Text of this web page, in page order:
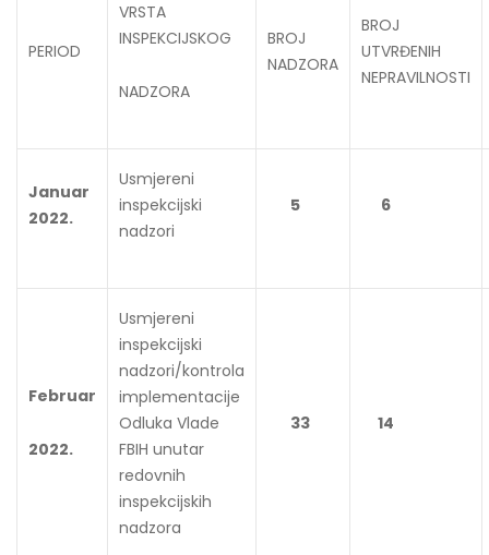
PERIOD
VRSTA
INSPEKCIJSKOG
NADZORA
BROJ
NADZORA
BROJ
UTVRĐENIH
NEPRAVILNOSTI
Januar
2022.
Usmjereni
inspekcijski
nadzori
5 6
Februar
2022.
Usmjereni
inspekcijski
nadzori/kontrola
implementacije
Odluka Vlade
FBIH unutar
redovnih
inspekcijskih
nadzora
33 14